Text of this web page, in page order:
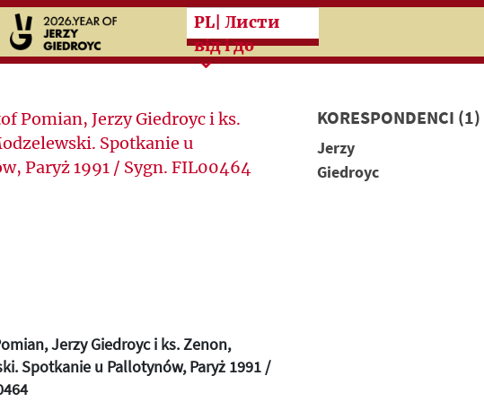
Przeskocz do treści zasadniczej
PL | Листи
від і до
Jerzy Giedroyc i ks. Zenon,
Spotkanie u Pallotynów, Paryż 1991 /
KORESPONDENCI (1)
Jerzy
Giedroyc